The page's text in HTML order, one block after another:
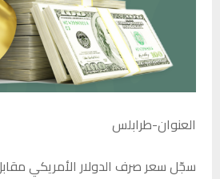
العنوان-طرابلس
سجّل سعر صرف الدولار الأمريكي مقابل